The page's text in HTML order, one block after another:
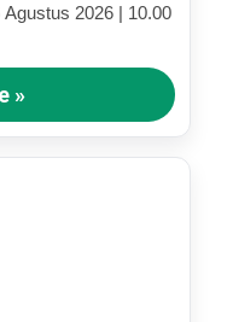
2026 | 10.00
»